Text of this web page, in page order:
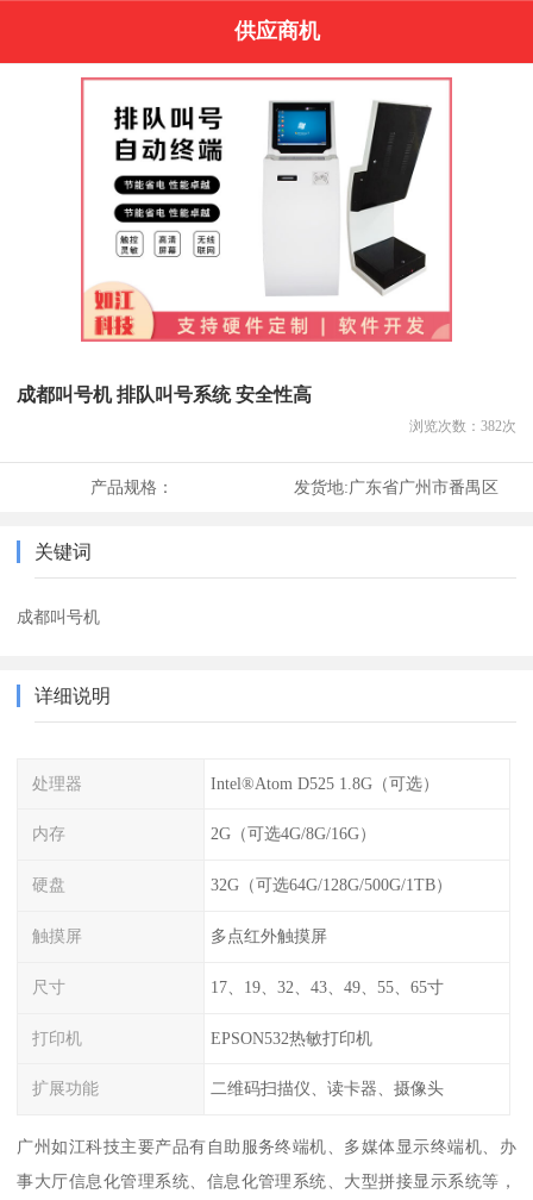
供应商机
成都叫号机 排队叫号系统 安全性高
浏览次数： 382次
产品规格： 发货地:广东省广州市番禺区
关键词
成都叫号机
详细说明
处理器 Intel®Atom D525 1.8G（可选）
内存 2G（可选4G/8G/16G）
硬盘 32G（可选64G/128G/500G/1TB）
触摸屏 多点红外触摸屏
尺寸 17、19、32、43、49、55、65寸
打印机 EPSON532热敏打印机
扩展功能 二维码扫描仪、读卡器、摄像头
广州如江科技主要产品有自助服务终端机、多媒体显示终端机、办
事大厅信息化管理系统、信息化管理系统、大型拼接显示系统等，